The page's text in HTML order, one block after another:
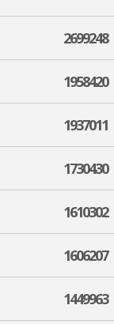
2699248
1958420
1937011
1730430
1610302
1606207
1449963